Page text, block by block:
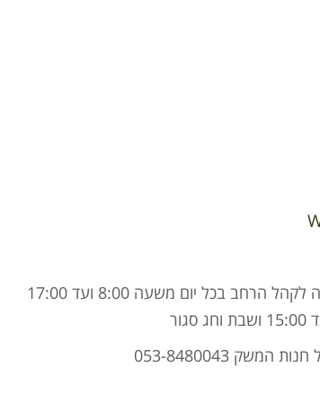
חנות המשק פתוחה לקהל הרחב בכל יום משעה 8:00 ועד 17:00
053-8480043